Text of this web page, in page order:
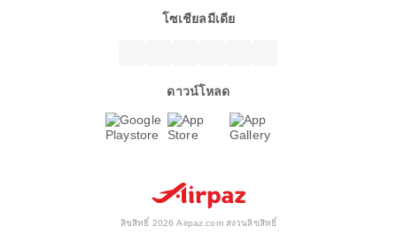
โซเชียลมีเดีย
ดาวน์โหลด
ลิขสิทธิ์ 2026 Airpaz.com สงวนลิขสิทธิ์